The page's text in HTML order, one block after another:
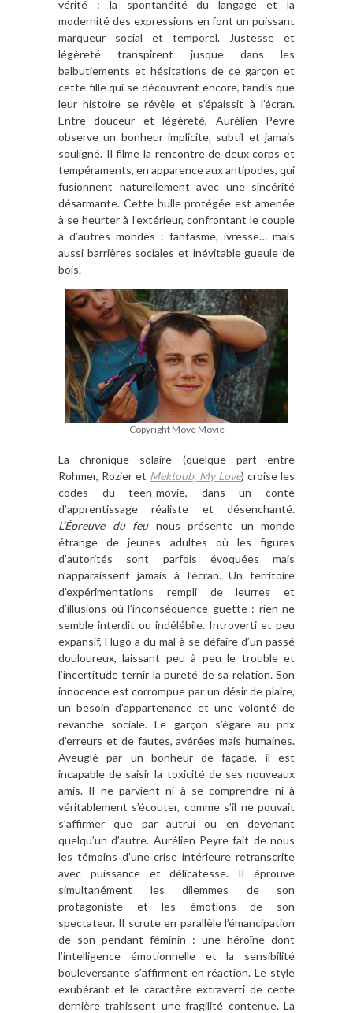
vérité : la spontanéité du langage et la
modernité des expressions en font un puissant
marqueur social et temporel. Justesse et
légèreté transpirent jusque dans les
balbutiements et hésitations de ce garçon et
cette fille qui se découvrent encore, tandis que
leur histoire se révèle et s’épaissit à l’écran.
Entre douceur et légèreté, Aurélien Peyre
observe un bonheur implicite, subtil et jamais
souligné. Il filme la rencontre de deux corps et
tempéraments, en apparence aux antipodes, qui
fusionnent naturellement avec une sincérité
désarmante. Cette bulle protégée est amenée
à se heurter à l’extérieur, confrontant le couple
à d’autres mondes : fantasme, ivresse… mais
aussi barrières sociales et inévitable gueule de
bois.
Copyright Move Movie
La chronique solaire (quelque part entre
Rohmer, Rozier et Mektoub, My Love) croise les
codes du teen-movie, dans un conte
d’apprentissage réaliste et désenchanté.
L’Épreuve du feunous présente un monde
étrange de jeunes adultes où les figures
d’autorités sont parfois évoquées mais
n’apparaissent jamais à l’écran. Un territoire
d’expérimentations rempli de leurres et
d’illusions où l’inconséquence guette : rien ne
semble interdit ou indélébile. Introverti et peu
expansif, Hugo a du mal à se défaire d’un passé
douloureux, laissant peu à peu le trouble et
l’incertitude ternir la pureté de sa relation. Son
innocence est corrompue par un désir de plaire,
un besoin d’appartenance et une volonté de
revanche sociale. Le garçon s’égare au prix
d’erreurs et de fautes, avérées mais humaines.
Aveuglé par un bonheur de façade, il est
incapable de saisir la toxicité de ses nouveaux
amis. Il ne parvient ni à se comprendre ni à
véritablement s’écouter, comme s’il ne pouvait
s’affirmer que par autrui ou en devenant
quelqu’un d’autre. Aurélien Peyre fait de nous
les témoins d’une crise intérieure retranscrite
avec puissance et délicatesse. Il éprouve
simultanément les dilemmes de son
protagoniste et les émotions de son
spectateur. Il scrute en parallèle l’émancipation
de son pendant féminin : une héroïne dont
l’intelligence émotionnelle et la sensibilité
bouleversante s’affirment en réaction. Le style
exubérant et le caractère extraverti de cette
dernière trahissent une fragilité contenue. La